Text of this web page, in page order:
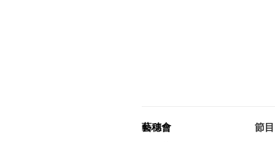
藝穗會
節目